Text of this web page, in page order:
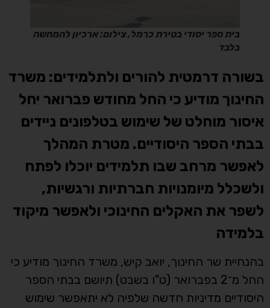
בית ספר יסודי בטירת כרמל, צילום: ארכיון להמחשה
בלבד
בשורה דרמטית להורים ולתלמידים: משרד
החינוך מודיע כי החל מחודש פברואר יחל
איסור מוחלט של שימוש בטלפונים ניידים
בבתי הספר היסודיים. מטרת המהלך
לאפשר מרחב שבו תלמידים יוכלו לפתח
ולשכלל מיומנויות חברתיות ורגשיות,
לשפר את האקלים החינוכי ולאפשר מיקוד
בלמידה
בהנחיית שר החינוך, יואב קיש, משרד החינוך מודיע כי
החל מ־2 בפברואר (ט"ו בשבט) תיושם בבתי הספר
היסודיים מדיניות חדשה שלפיה לא יתאפשר שימוש